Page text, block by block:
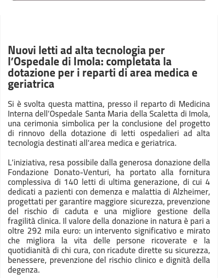
Nuovi letti ad alta tecnologia per
l’Ospedale di Imola: completata la
dotazione per i reparti di area medica e
geriatrica
Si è svolta questa mattina, presso il reparto di Medicina
Interna dell’Ospedale Santa Maria della Scaletta di Imola,
una cerimonia simbolica per la conclusione del progetto
di rinnovo della dotazione di letti ospedalieri ad alta
tecnologia destinati all’area medica e geriatrica.
L’iniziativa, resa possibile dalla generosa donazione della
Fondazione Donato-Venturi, ha portato alla fornitura
complessiva di 140 letti di ultima generazione, di cui 4
dedicati a pazienti con demenza e malattia di Alzheimer,
progettati per garantire maggiore sicurezza, prevenzione
del rischio di caduta e una migliore gestione della
fragilità clinica. Il valore della donazione in natura è pari a
oltre 292 mila euro: un intervento significativo e mirato
che migliora la vita delle persone ricoverate e la
quotidianità di chi cura, con ricadute dirette su sicurezza,
benessere, prevenzione del rischio clinico e dignità della
degenza.